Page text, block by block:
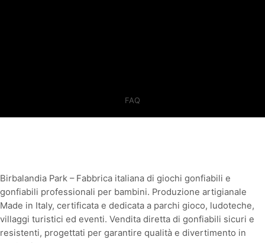
FAQ
Birbalandia Park – Fabbrica italiana di giochi gonfiabili e
gonfiabili professionali per bambini. Produzione artigianale
Made in Italy, certificata e dedicata a parchi gioco, ludoteche,
villaggi turistici ed eventi. Vendita diretta di gonfiabili sicuri e
resistenti, progettati per garantire qualità e divertimento in